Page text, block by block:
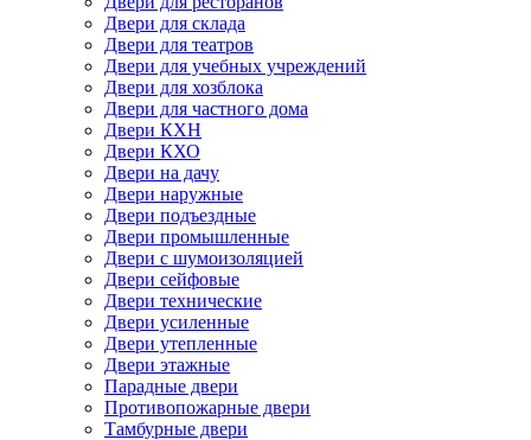
Двери для склада
Двери для театров
Двери для учебных учреждений
Двери для хозблока
Двери для частного дома
Двери КХН
Двери КХО
Двери на дачу
Двери наружные
Двери подъездные
Двери промышленные
Двери с шумоизоляцией
Двери сейфовые
Двери технические
Двери усиленные
Двери утепленные
Двери этажные
Парадные двери
Противопожарные двери
Тамбурные двери